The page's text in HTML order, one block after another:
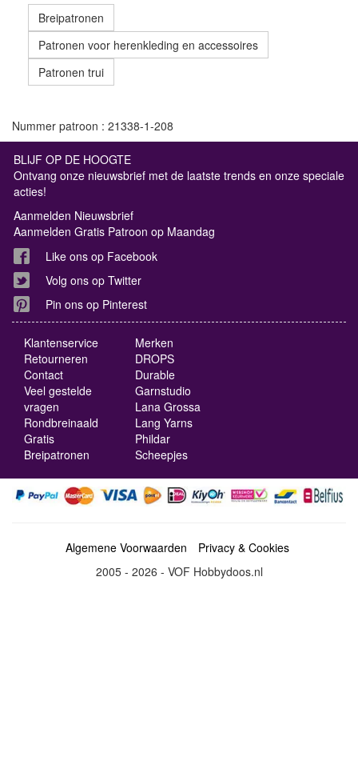
Breipatronen
Patronen voor herenkleding en accessoires
Patronen trui
Nummer patroon : 21338-1-208
BLIJF OP DE HOOGTE
Ontvang onze nieuwsbrief met de laatste trends en onze speciale
acties!
Aanmelden Nieuwsbrief
Aanmelden Gratis Patroon op Maandag
Like ons op Facebook
Volg ons op Twitter
Pin ons op Pinterest
Klantenservice
Retourneren
Contact
Veel gestelde
vragen
Rondbreinaald
Gratis
Breipatronen
Merken
DROPS
Durable
Garnstudio
Lana Grossa
Lang Yarns
Phildar
Scheepjes
Algemene Voorwaarden
Privacy & Cookies
2005 - 2026 - VOF Hobbydoos.nl